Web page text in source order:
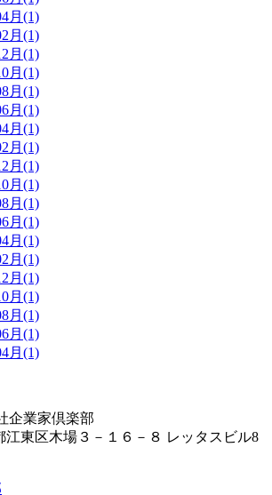
月(1)
月(1)
月(1)
月(1)
月(1)
月(1)
月(1)
月(1)
月(1)
月(1)
月(1)
月(1)
月(1)
月(1)
月(1)
月(1)
月(1)
月(1)
月(1)
企業家倶楽部
東区木場３－１６－８ レッタスビル8